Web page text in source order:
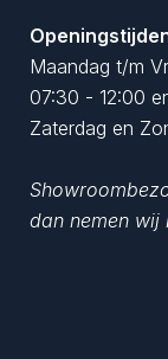
Maandag t/m
07:30 - 12:00
Zaterdag en
dan nemen wij